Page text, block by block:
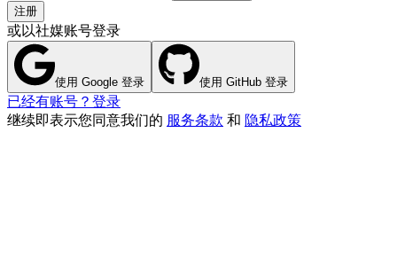
注册
或以社媒账号登录
使用 Google 登录 使用 GitHub 登录
已经有账号？登录
继续即表示您同意我们的 服务条款 和 隐私政策